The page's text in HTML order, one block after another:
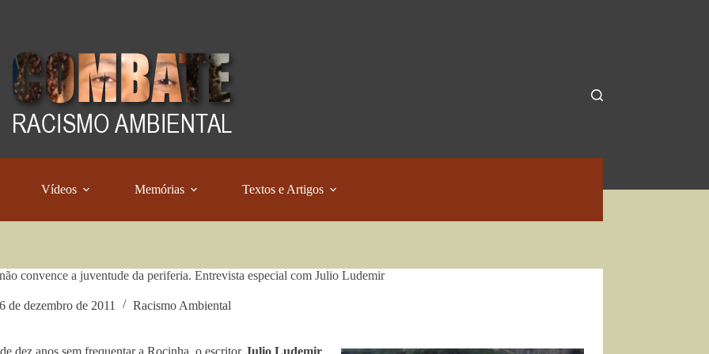
Vídeos Memórias Textos e Artigos
convence a juventude da periferia. Entrevista especial com Julio Ludemir
de dezembro de 2011 Racismo Ambiental
dez anos sem frequentar a Rocinha, o escritor Julio Ludemir